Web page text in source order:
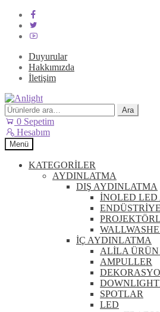
Duyurular
Hakkımızda
İletişim
Dolaşıma
geç
İçeriğe
geç
Ara: Ara
0 Sepetim
Hesabım
Menü
KATEGORİLER
AYDINLATMA
DIŞ AYDINLATMA
İNOLED
İÇ AYDINLATMA
ALİLA ÜRÜN
AMPULLER
SPOTLAR
LED